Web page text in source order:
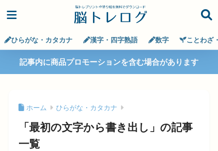
ひらがな・カタカナ 漢字・四字熟語 数字 ことわざ
記事内に商品プロモーションを含む場合があります
ホーム ひらがな・カタカナ
「最初の文字から書き出し」の記事
一覧